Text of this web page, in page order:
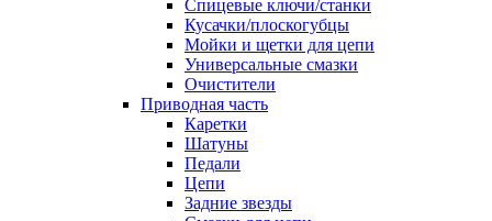
Спицевые ключи/станки
Кусачки/плоскогубцы
Мойки и щетки для цепи
Универсальные смазки
Очистители
Приводная часть
Каретки
Шатуны
Педали
Цепи
Задние звезды